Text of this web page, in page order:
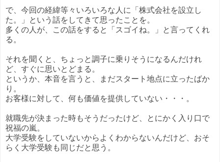
で、今回の経緯等々いろいろな人に「株式会社を設立し
た。」という話をしてきて思ったことを。
多くの人が、この話をすると「スゴイね。」と言ってくれ
る。
それを聞くと、ちょっと調子に乗りそうになるんだけれ
ど、すぐに思いとどまる。
というか、本音を言うと、まだスタート地点に立ったばか
り。
お客様に対して、何も価値を提供していない・・・。
就職先が決まった時もそうだったけど、とにかく入り口で
祝福の嵐。
大学受験をしていないからよくわからないんだけど、おそ
らく大学受験も同じだと思う。